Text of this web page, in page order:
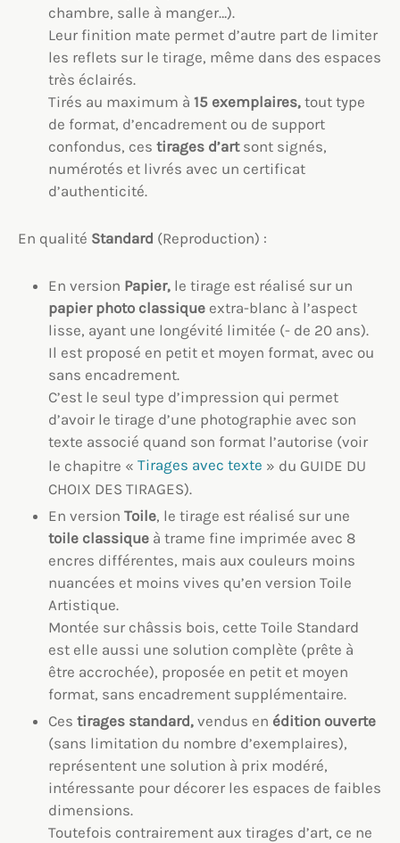
chambre, salle à manger…).
Leur finition mate permet d’autre part de limiter
les reflets sur le tirage, même dans des espaces
très éclairés.
Tirés au maximum à 15 exemplaires, tout type
de format, d’encadrement ou de support
confondus, ces tirages d’artsont signés,
numérotés et livrés avec un certificat
d’authenticité.
En qualité Standard (Reproduction) :
En version Papier, le tirage est réalisé sur un
papier photo classique extra-blanc à l’aspect
lisse, ayant une longévité limitée (- de 20 ans).
Il est proposé en petit et moyen format, avec ou
sans encadrement.
C’est le seul type d’impression qui permet
d’avoir le tirage d’une photographie avec son
texte associé quand son format l’autorise (voir
le chapitre « Tirages avec texte » du GUIDE DU
CHOIX DES TIRAGES).
En version Toile, le tirage est réalisé sur une
toile classique à trame fine imprimée avec 8
encres différentes, mais aux couleurs moins
nuancées et moins vives qu’en version Toile
Artistique.
Montée sur châssis bois, cette Toile Standard
est elle aussi une solution complète (prête à
être accrochée), proposée en petit et moyen
format, sans encadrement supplémentaire.
Ces tirages standard, vendus en édition ouverte
(sans limitation du nombre d’exemplaires),
représentent une solution à prix modéré,
intéressante pour décorer les espaces de faibles
dimensions.
Toutefois contrairement aux tirages d’art, ce ne